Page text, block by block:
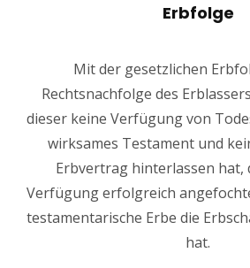
Erbfolge
Mit der gesetzlichen
Rechtsnachfolge des
dieser keine Verfügung von
wirksames Testament und
Erbvertrag hinterlassen hat,
Verfügung erfolgreich
testamentarische Erbe die
hat.